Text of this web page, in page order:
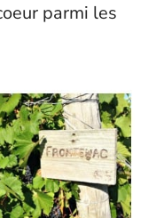
parmi les